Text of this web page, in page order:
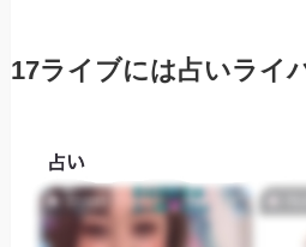
17ライブには占いライ